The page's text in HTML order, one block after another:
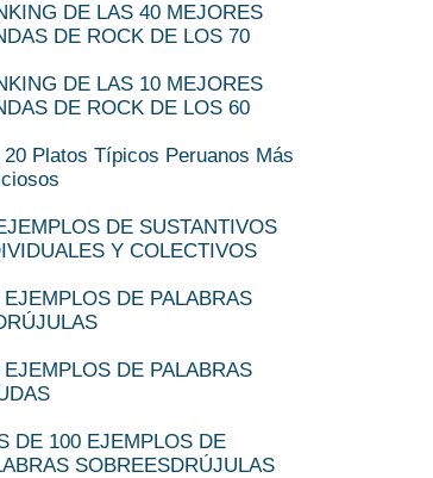
DE LAS 40 MEJORES
DE ROCK DE LOS 70
DE LAS 10 MEJORES
DE ROCK DE LOS 60
20 Platos Típicos Peruanos Más
DE SUSTANTIVOS
Y COLECTIVOS
EJEMPLOS DE PALABRAS
EJEMPLOS DE PALABRAS
DE 100 EJEMPLOS DE
SOBREESDRÚJULAS